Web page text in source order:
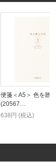
便箋＜A5＞ 色を贈
(20567…
638円 (税込)